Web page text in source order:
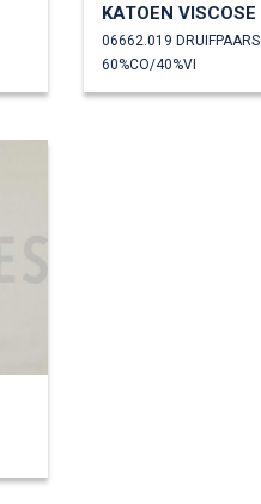
KATOEN VISCOSE
06662.019 DRUIFPAARS
60%CO/40%VI